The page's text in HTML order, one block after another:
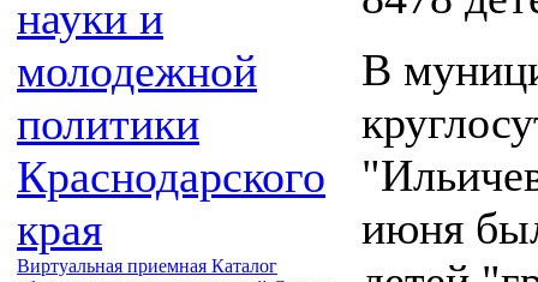
науки и
молодежной
политики
Краснодарского
края
Виртуальная приемная Каталог
В
июня